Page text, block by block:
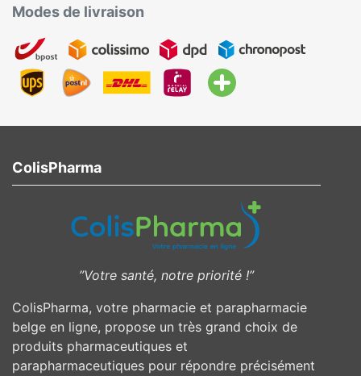
Modes de livraison
ColisPharma
”Votre santé, notre priorité !”
ColisPharma, votre pharmacie et parapharmacie
belge en ligne, propose un très grand choix de
produits pharmaceutiques et
parapharmaceutiques pour répondre précisément